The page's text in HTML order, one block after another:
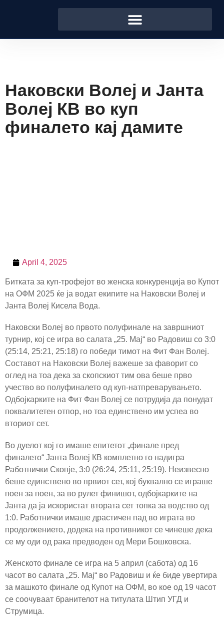
Наковски Волеј и Јанта
Волеј КВ во куп
финалето кај дамите
April 4, 2025
Битката за куп-трофејот во женска конкуренција во Купот
на ОФМ 2025 ќе ја водат екипите на Наковски Волеј и
Јанта Волеј Кисела Вода.
Наковски Волеј во првото полуфинале на завршниот
турнир, кој се игра во салата „25. Мај“ во Радовиш со 3:0
(25:14, 25:21, 25:18) го победи тимот на Фит Фан Волеј.
Составот на Наковски Волеј важеше за фаворит со
оглед на тоа дека за скопскиот тим ова беше прво
учество во полуфиналето од куп-натпреварувањето.
Одбојкарките на Фит Фан Волеј се потрудија да понудат
поквалитетен отпор, но тоа единствено им успеа во
вториот сет.
Во дуелот кој го имаше епитетот „финале пред
финалето“ Јанта Волеј КВ комплетно го надигра
Работнички Скопје, 3:0 (26:24, 25:11, 25:19). Неизвесно
беше единствено во првиот сет, кој буквално се играше
поен за поен, за во рулет финишот, одбојкарките на
Јанта да ја искористат втората сет топка за водство од
1:0. Работнички имаше драстичен пад во играта во
продолжението, додека на противникот се чинеше дека
се му оди од рака предводен од Мери Бошковска.
Женското финале се игра на 5 април (сабота) од 16
часот во салата „25. Мај“ во Радовиш и ќе биде увертира
за машкото финале од Купот на ОФМ, во кое од 19 часот
се соочуваат бранителот на титулата Штип УГД и
Струмица.